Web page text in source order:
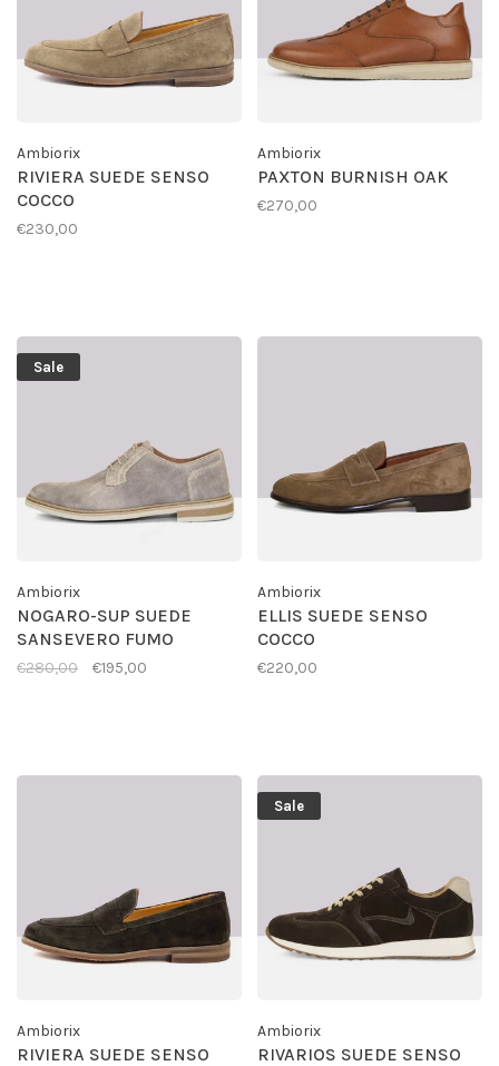
Ambiorix
RIVIERA SUEDE SENSO
COCCO
€230,00
Ambiorix
PAXTON BURNISH OAK
€270,00
Sale
Ambiorix
NOGARO-SUP SUEDE
SANSEVERO FUMO
€280,00 €195,00
Ambiorix
ELLIS SUEDE SENSO
COCCO
€220,00
Ambiorix
RIVIERA SUEDE SENSO
Sale
Ambiorix
RIVARIOS SUEDE SENSO